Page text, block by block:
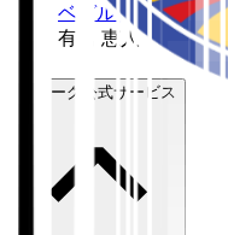
ベガルタ仙台>
有田 恵人
Ｊリーグ公式サービス